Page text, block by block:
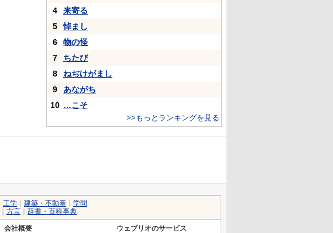
4
来寄る
5
悼まし
6
物の怪
7
ちたび
8
ねぢけがまし
9
あながち
10 …こそ
>>もっとランキングを見る
工学 建築・不動産
学問
方言 辞書・百科事典
会社概要
ウェブリオのサービス